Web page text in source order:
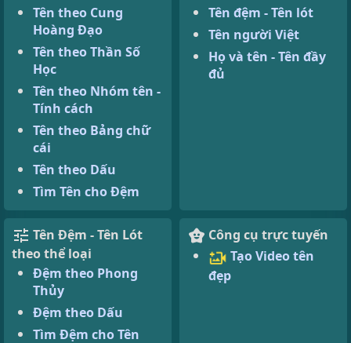
Tên theo Cung
Hoàng Đạo
Tên theo Thần Số
Học
Tên theo Nhóm tên -
Tính cách
Tên theo Bảng chữ
cái
Tên theo Dấu
Tìm Tên cho Đệm
Tên đệm - Tên lót
Tên người Việt
Họ và tên - Tên đầy
đủ
Tên Đệm - Tên Lót
theo thể loại
Đệm theo Phong
Thủy
Đệm theo Dấu
Tìm Đệm cho Tên
Công cụ trực tuyến
Tạo Video tên
đẹp